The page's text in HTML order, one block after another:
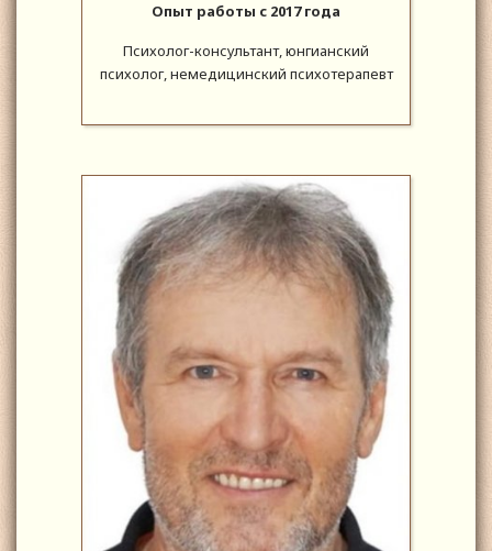
Опыт работы с 2017 года
Психолог-консультант, юнгианский
психолог, немедицинский психотерапевт